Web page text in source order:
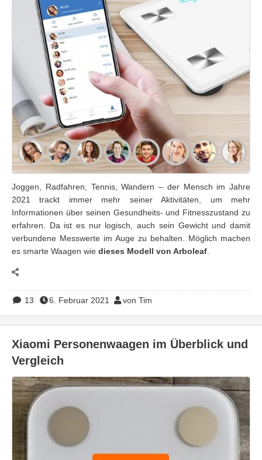
Joggen, Radfahren, Tennis, Wandern – der Mensch im Jahre
2021 trackt immer mehr seiner Aktivitäten, um mehr
Informationen über seinen Gesundheits- und Fitnesszustand zu
erfahren. Da ist es nur logisch, auch sein Gewicht und damit
verbundene Messwerte im Auge zu behalten. Möglich machen
es smarte Waagen wie dieses Modell von Arboleaf.
13 6. Februar 2021 von Tim
Xiaomi Personenwaagen im Überblick und
Vergleich